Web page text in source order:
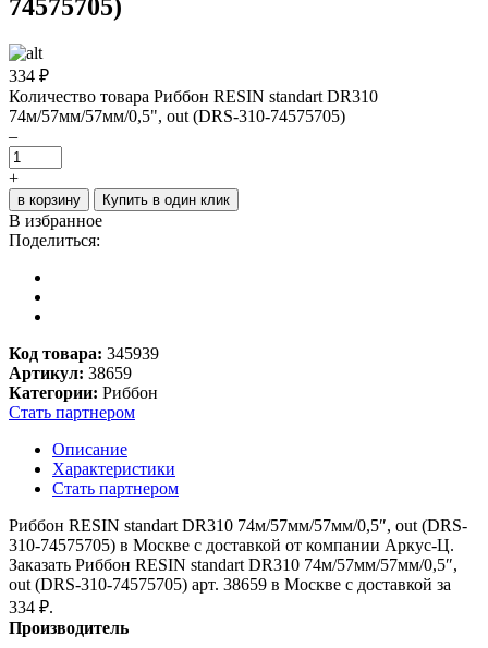
74575705)
334 ₽
Количество товара Риббон RESIN standart DR310
74м/57мм/57мм/0,5", out (DRS-310-74575705)
–
+
в корзину Купить в один клик
В избранное
Поделиться:
Код товара: 345939
Артикул: 38659
Категории: Риббон
Стать партнером
Описание
Характеристики
Стать партнером
Риббон RESIN standart DR310 74м/57мм/57мм/0,5″, out (DRS-
310-74575705) в Москве с доставкой от компании Аркус-Ц.
Заказать Риббон RESIN standart DR310 74м/57мм/57мм/0,5″,
out (DRS-310-74575705) арт. 38659 в Москве с доставкой за
334 ₽.
Производитель